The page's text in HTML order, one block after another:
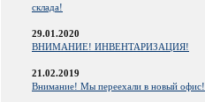
склада!
29.01.2020
ВНИМАНИЕ! ИНВЕНТАРИЗАЦИЯ!
21.02.2019
Внимание! Мы переехали в новый офис!